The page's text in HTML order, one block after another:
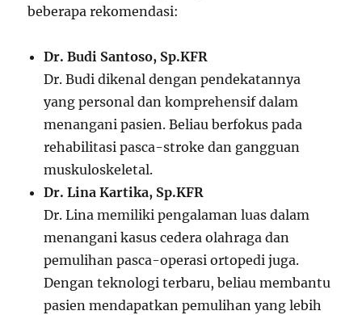
beberapa rekomendasi:
Dr. Budi Santoso, Sp.KFR
Dr. Budi dikenal dengan pendekatannya
yang personal dan komprehensif dalam
menangani pasien. Beliau berfokus pada
rehabilitasi pasca-stroke dan gangguan
muskuloskeletal.
Dr. Lina Kartika, Sp.KFR
Dr. Lina memiliki pengalaman luas dalam
menangani kasus cedera olahraga dan
pemulihan pasca-operasi ortopedi juga.
Dengan teknologi terbaru, beliau membantu
pasien mendapatkan pemulihan yang lebih